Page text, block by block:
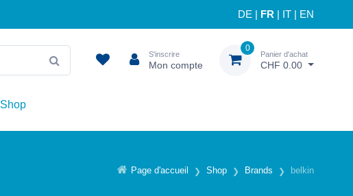
DE FR IT EN
S'inscrire
Mon compte
0
Panier d'achat
CHF 0.00
Shop
Page d'accueil Shop Brands belkin